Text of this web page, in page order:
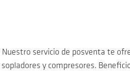
servicio de posventa te
y compresores.